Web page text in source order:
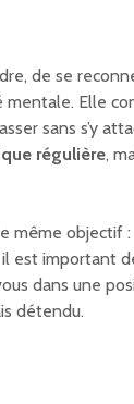
de se
Elle
sans s’y
régulière,
même objectif :
il est important
dans une
détendu.